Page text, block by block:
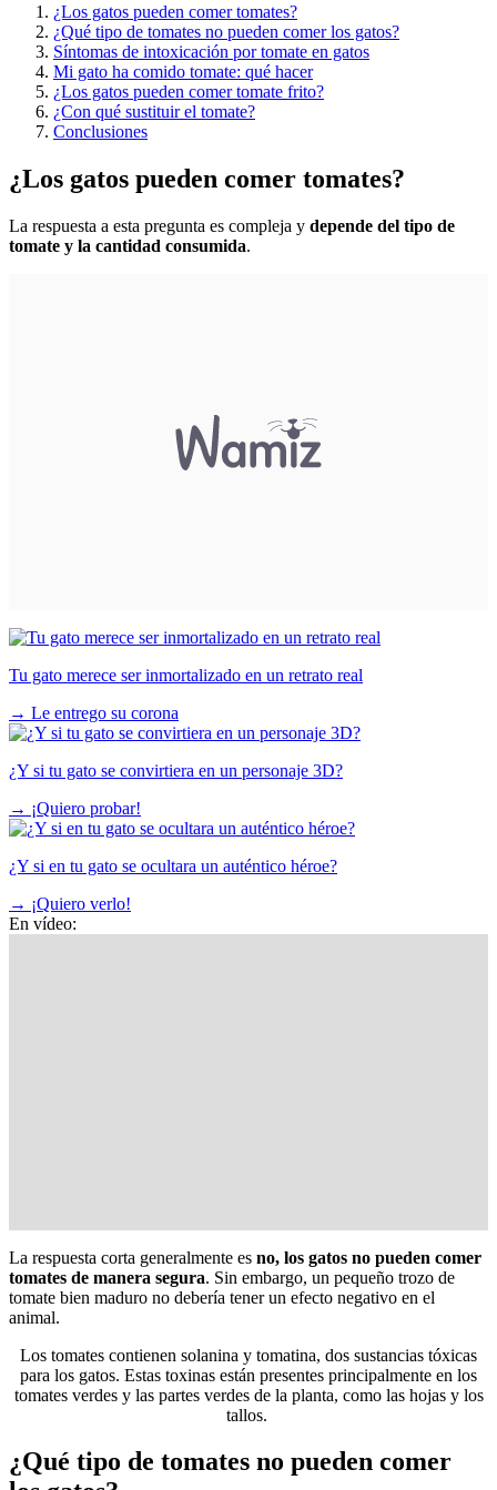
¿Los gatos pueden comer tomates?
¿Qué tipo de tomates no pueden comer los gatos?
Síntomas de intoxicación por tomate en gatos
Mi gato ha comido tomate: qué hacer
¿Los gatos pueden comer tomate frito?
¿Con qué sustituir el tomate?
Conclusiones
¿Los gatos pueden comer tomates?
La respuesta a esta pregunta es compleja y depende del tipo de
tomate y la cantidad consumida.
Tu gato merece ser inmortalizado en un retrato real
→ Le entrego su corona
¿Y si tu gato se convirtiera en un personaje 3D?
→ ¡Quiero probar!
¿Y si en tu gato se ocultara un auténtico héroe?
→ ¡Quiero verlo!
En vídeo:
La respuesta corta generalmente es no, los gatos no pueden comer
tomates de manera segura. Sin embargo, un pequeño trozo de
tomate bien maduro no debería tener un efecto negativo en el
animal.
Los tomates contienen solanina y tomatina, dos sustancias tóxicas
para los gatos. Estas toxinas están presentes principalmente en los
tomates verdes y las partes verdes de la planta, como las hojas y los
tallos.
¿Qué tipo de tomates no pueden comer